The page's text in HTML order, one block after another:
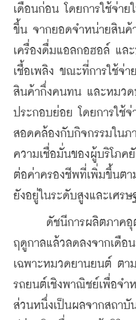
เดือนก่อน โดยการใช้จ่า
ขึ้น จากยอดจำหน่ายสินค้
เครื่องดื่มแอลกอฮอล์ แล
เชื้อเพลิง ขณะที่การใช้จ่
สินค้ากึ่งคนทน และหมวด
ประกอบย่อย โดยการใช้
สอดคล้องกับกิจกรรมใน
ความเชื่อมั่นของผู้บริโภค
ต่อค่าครองชีพที่เพิ่มขึ้นตา
ยังอยู่ในระดับสูงและเศร
ดัชนีการผลิตภาคอุต
ฤดูกาลแล้วลดลงจากเดือ
เฉพาะหมวดยานยนต์ ตา
รถยนต์เชิงพาณิชย์เพื่อจำ
ส่วนหนึ่งเป็นผลจากสถาบั